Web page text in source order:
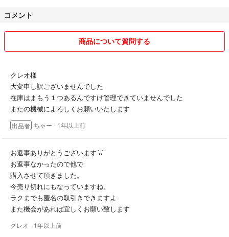
コメント
商品について質問する
クレオ様
大変申し訳ございませんでした
在庫はまもう１つあるんですけ管理できていませんでした
またの機械によろしくお願いいたします
出品者 ちゃー - 1年以上前
お返事ありがとうございます´ᴗ`
お返事なかったので他で
購入させて頂きました。
今売り切れにもなっていますね。
ラクまでも匿名の取引きできますよ
また機会があれば宜しくお願い致します
クレオ - 1年以上前